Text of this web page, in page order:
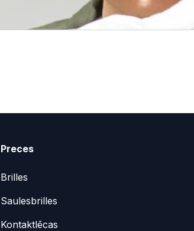
Preces
Brilles
Saulesbrilles
Kontaktlēcas